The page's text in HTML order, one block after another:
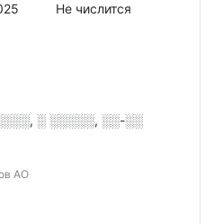
Не числится
░ ░░░░░, ░░-░░
АО